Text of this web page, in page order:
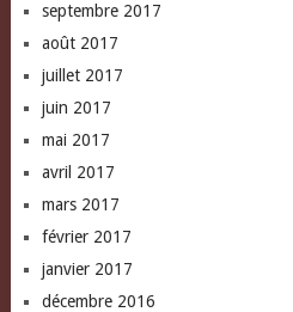
septembre 2017
août 2017
juillet 2017
juin 2017
mai 2017
avril 2017
mars 2017
février 2017
janvier 2017
décembre 2016